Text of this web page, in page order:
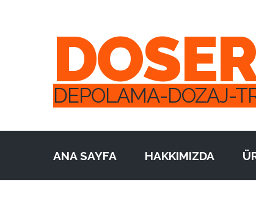
DEPOLAMA-DOZAJ-
ANA SAYFA HAKKIMIZDA